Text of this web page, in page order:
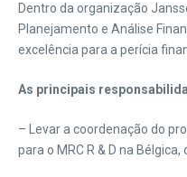
Dentro da organização
Planejamento e Análise
excelência para a perícia
As principais
– Levar a coordenação do
para o MRC R & D na